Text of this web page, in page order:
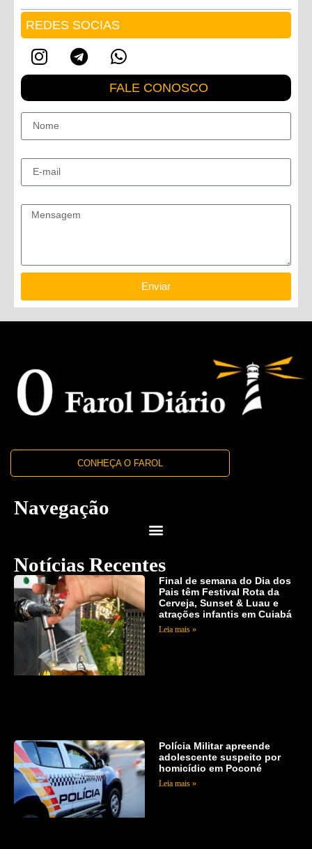
REDES SOCIAS
FALE CONOSCO
Enviar
CONHEÇA O FAROL
Navegação
Notícias Recentes
Final de semana do Dia dos
Pais têm Festival Rota da
Cerveja, Sunset & Luau e
atrações infantis em Cuiabá
Leia mais »
Polícia Militar apreende
adolescente suspeito por
homicídio em Poconé
Leia mais »